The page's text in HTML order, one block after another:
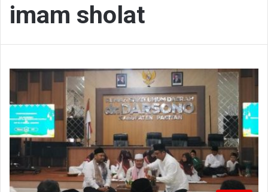
imam sholat